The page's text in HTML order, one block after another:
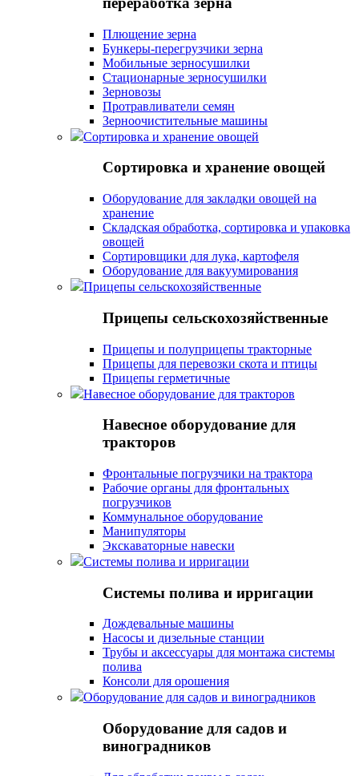
Плющение зерна
Бункеры-перегрузчики зерна
Мобильные зерносушилки
Стационарные зерносушилки
Зерновозы
Протравливатели семян
Зерноочистительные машины
Сортировка и хранение овощей
Сортировка и хранение овощей
Оборудование для закладки овощей на
хранение
Складская обработка, сортировка и упаковка
овощей
Сортировщики для лука, картофеля
Оборудование для вакуумирования
Прицепы сельскохозяйственные
Прицепы сельскохозяйственные
Прицепы и полуприцепы тракторные
Прицепы для перевозки скота и птицы
Прицепы герметичные
Навесное оборудование для тракторов
Навесное оборудование для
тракторов
Фронтальные погрузчики на трактора
Рабочие органы для фронтальных
погрузчиков
Коммунальное оборудование
Манипуляторы
Экскаваторные навески
Системы полива и ирригации
Системы полива и ирригации
Дождевальные машины
Насосы и дизельные станции
Трубы и аксессуары для монтажа системы
полива
Консоли для орошения
Оборудование для садов и виноградников
Оборудование для садов и
виноградников